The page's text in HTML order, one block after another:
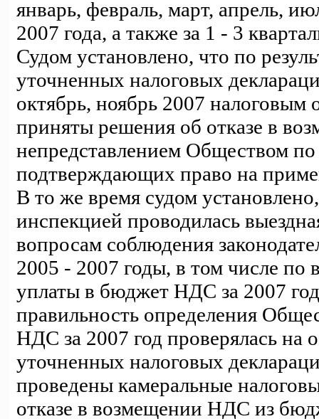
январь, февраль, март, апрель,
2007 года, а также за 1 - 3
Судом установлено, что по
уточненных налоговых
октябрь, ноябрь 2007
приняты решения об отказе в
непредставлением Обществом
подтверждающих право на
В то же время судом
инспекцией проводилась
вопросам соблюдения
2005 - 2007 годы, в том числе по
уплаты в бюджет НДС за 2007
правильность определения
НДС за 2007 год проверялась
уточненных налоговых
проведены камеральные
отказе в возмещении НДС из